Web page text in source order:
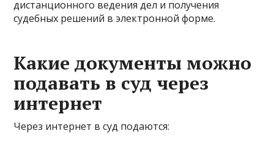
дистанционного ведения дел и получения
судебных решений в электронной форме.
Какие документы можно
подавать в суд через
интернет
Через интернет в суд подаются: